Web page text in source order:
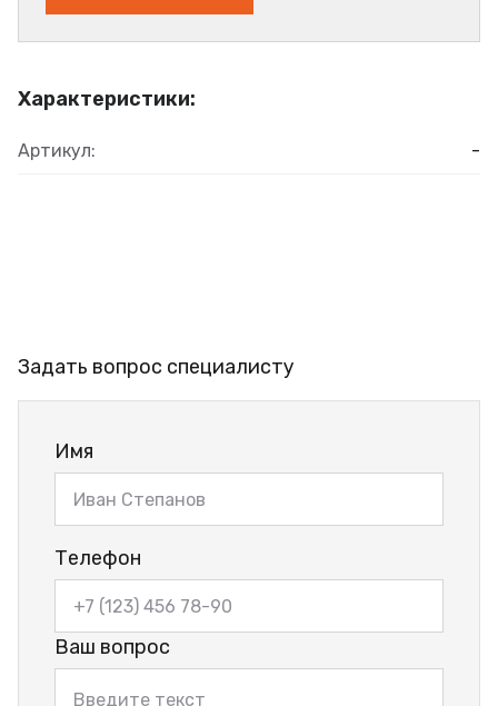
Характеристики:
Артикул: -
Задать вопрос специалисту
Имя
Телефон
Ваш вопрос